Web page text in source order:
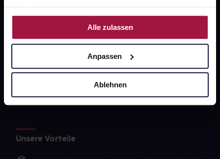
ihnen bereitgestellt hast oder die sie im Rahmen Deiner
Nutzung der Dienste gesammelt haben.
Alle zulassen
Anpassen
Ablehnen
PAYBACK
Sanitätshäuser
Impressum
Unsere Vorteile